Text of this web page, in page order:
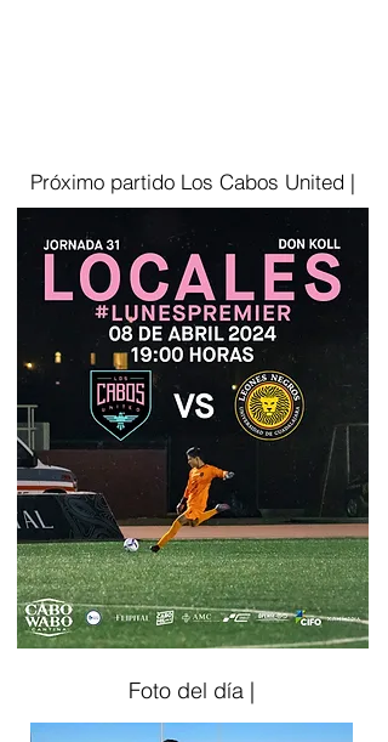
Próximo partido Los Cabos United |
Foto del día |